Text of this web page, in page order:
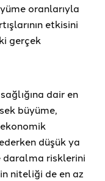
oranlarıyla
etkisini
gerçek
dair en
büyüme,
düşük ya
daralma risklerini
niteliği de en az